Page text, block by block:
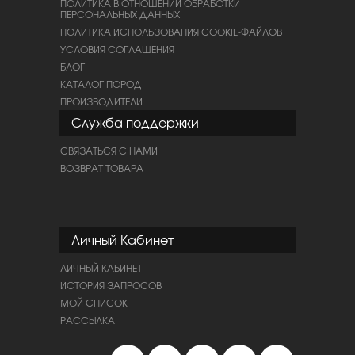
ПОЛИТИКА В ОТНОШЕНИИ ОБРАБОТКИ
ПЕРСОНАЛЬНЫХ ДАННЫХ
ПОЛИТИКА ИСПОЛЬЗОВАНИЯ COOKIE-ФАЙЛОВ
УСЛОВИЯ СОГЛАШЕНИЯ
БЛОГ
КАТАЛОГ ПОРОД
ПРОИЗВОДИТЕЛИ
Служба поддержки
СВЯЗАТЬСЯ С НАМИ
ВОЗВРАТ ТОВАРА
Личный Кабинет
ЛИЧНЫЙ КАБИНЕТ
ИСТОРИЯ ЗАПРОСОВ
МОЙ СПИСОК
РАССЫЛКА